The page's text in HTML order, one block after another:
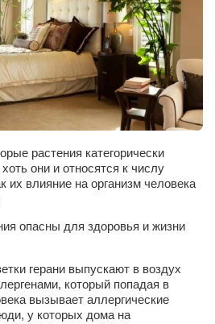
растения категорически
они и относятся к числу
их влияние на организм человека
опасны для здоровья и жизни
герани выпускают в воздух
который попадая в
вызывает аллергические
у которых дома на